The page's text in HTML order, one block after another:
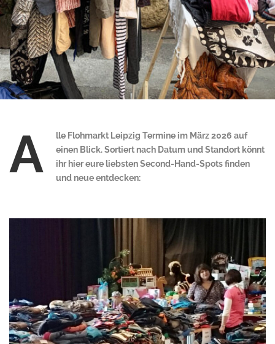
A
lle Flohmarkt Leipzig Termine im März 2026 auf
einen Blick. Sortiert nach Datum und Standort könnt
ihr hier eure liebsten Second-Hand-Spots finden
und neue entdecken: